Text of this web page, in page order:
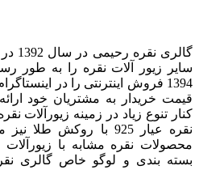
سایر زیور آلات نقره را به
1394 فروش اینترنتی را در
قیمت خریدار به مشتریان خود
کنار تنوع زیاد در زمینه زیورآلات
نقره عیار 925 با روکش
محصولات نقره مشابه با
بسته بندی و لوگو خاص گالری